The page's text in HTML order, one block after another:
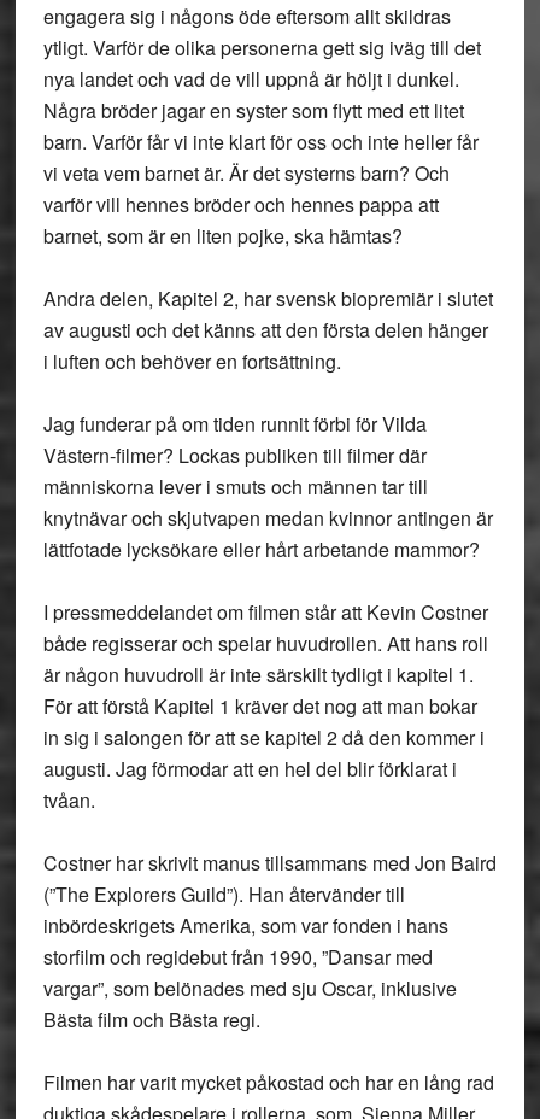
engagera sig i någons öde eftersom allt skildras
ytligt. Varför de olika personerna gett sig iväg till det
nya landet och vad de vill uppnå är höljt i dunkel.
Några bröder jagar en syster som flytt med ett litet
barn. Varför får vi inte klart för oss och inte heller får
vi veta vem barnet är. Är det systerns barn? Och
varför vill hennes bröder och hennes pappa att
barnet, som är en liten pojke, ska hämtas?
Andra delen, Kapitel 2, har svensk biopremiär i slutet
av augusti och det känns att den första delen hänger
i luften och behöver en fortsättning.
Jag funderar på om tiden runnit förbi för Vilda
Västern-filmer? Lockas publiken till filmer där
människorna lever i smuts och männen tar till
knytnävar och skjutvapen medan kvinnor antingen är
lättfotade lycksökare eller hårt arbetande mammor?
I pressmeddelandet om filmen står att Kevin Costner
både regisserar och spelar huvudrollen. Att hans roll
är någon huvudroll är inte särskilt tydligt i kapitel 1.
För att förstå Kapitel 1 kräver det nog att man bokar
in sig i salongen för att se kapitel 2 då den kommer i
augusti. Jag förmodar att en hel del blir förklarat i
tvåan.
Costner har skrivit manus tillsammans med Jon Baird
(”The Explorers Guild”). Han återvänder till
inbördeskrigets Amerika, som var fonden i hans
storfilm och regidebut från 1990, ”Dansar med
vargar”, som belönades med sju Oscar, inklusive
Bästa film och Bästa regi.
Filmen har varit mycket påkostad och har en lång rad